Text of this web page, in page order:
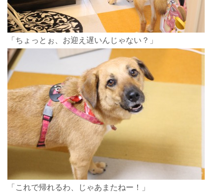
「ちょっとぉ、お迎え遅いんじゃない？」
「これで帰れるわ、じゃあまたねー！」